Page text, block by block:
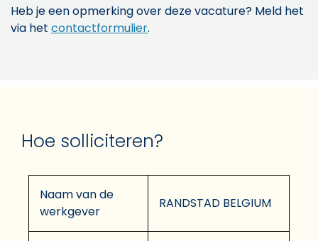
Heb je een opmerking over deze vacature? Meld het
via het contactformulier.
Hoe solliciteren?
Naam van de
werkgever
RANDSTAD BELGIUM